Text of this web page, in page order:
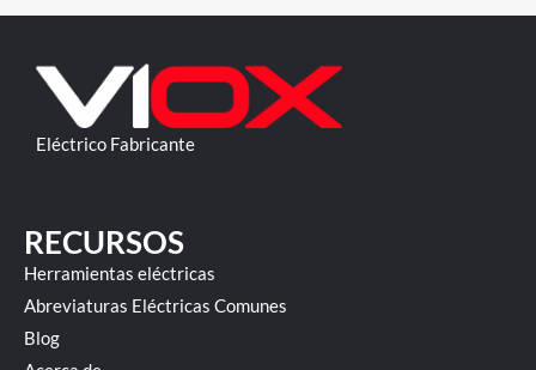
Eléctrico Fabricante
RECURSOS
Herramientas eléctricas
Abreviaturas Eléctricas Comunes
Blog